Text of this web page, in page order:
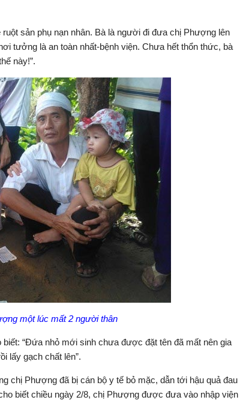
sản phụ nạn nhân. Bà là người đi đưa chị Phượng lên
tưởng là an toàn nhất-bệnh viện. Chưa hết thổn thức, bà
này!”.
một lúc mất 2 người thân
“Đứa nhỏ mới sinh chưa được đặt tên đã mất nên gia
lấy gạch chất lên”.
chị Phượng đã bị cán bộ y tế bỏ mặc, dẫn tới hậu quả đau
biết chiều ngày 2/8, chị Phượng được đưa vào nhập viện